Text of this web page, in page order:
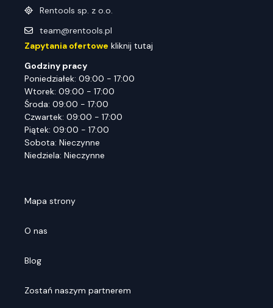
Rentools sp. z o.o.
team@rentools.pl
Zapytania ofertowe kliknij tutaj
Godziny pracy
Poniedziałek: 09:00 - 17:00
Wtorek: 09:00 - 17:00
Środa: 09:00 - 17:00
Czwartek: 09:00 - 17:00
Piątek: 09:00 - 17:00
Sobota: Nieczynne
Niedziela: Nieczynne
Mapa strony
O nas
Blog
Zostań naszym partnerem